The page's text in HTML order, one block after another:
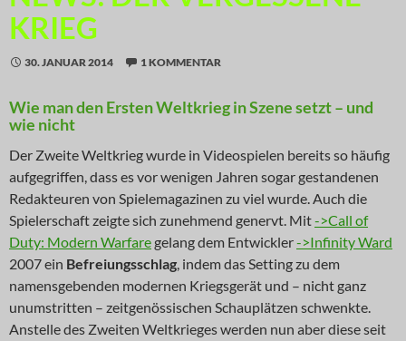
KRIEG
30. JANUAR 2014 1 KOMMENTAR
Wie man den Ersten Weltkrieg in Szene setzt – und
wie nicht
Der Zweite Weltkrieg wurde in Videospielen bereits so häufig
aufgegriffen, dass es vor wenigen Jahren sogar gestandenen
Redakteuren von Spielemagazinen zu viel wurde. Auch die
Spielerschaft zeigte sich zunehmend genervt. Mit->Call of
Duty: Modern Warfare gelang dem Entwickler->Infinity Ward
2007 ein Befreiungsschlag, indem das Setting zu dem
namensgebenden modernen Kriegsgerät und – nicht ganz
unumstritten – zeitgenössischen Schauplätzen schwenkte.
Anstelle des Zweiten Weltkrieges werden nun aber diese seit